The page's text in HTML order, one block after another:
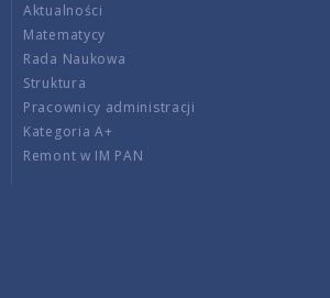
Aktualności
Matematycy
Rada Naukowa
Struktura
Pracownicy administracji
Kategoria A+
Remont w IM PAN